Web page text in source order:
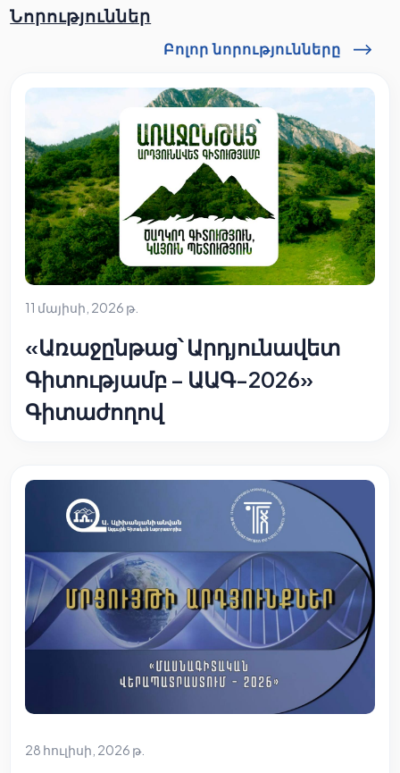
Նորություններ
Բոլոր նորությունները
11 մայիսի, 2026 թ.
«Առաջընթաց՝ Արդյունավետ
Գիտությամբ – ԱԱԳ-2026»
Գիտաժողով
28 հուլիսի, 2026 թ.